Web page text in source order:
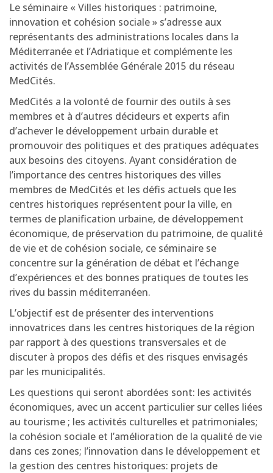
Le séminaire « Villes historiques : patrimoine,
innovation et cohésion sociale » s’adresse aux
représentants des administrations locales dans la
Méditerranée et l’Adriatique et complémente les
activités de l’Assemblée Générale 2015 du réseau
MedCités.
MedCités a la volonté de fournir des outils à ses
membres et à d’autres décideurs et experts afin
d’achever le développement urbain durable et
promouvoir des politiques et des pratiques adéquates
aux besoins des citoyens. Ayant considération de
l’importance des centres historiques des villes
membres de MedCités et les défis actuels que les
centres historiques représentent pour la ville, en
termes de planification urbaine, de développement
économique, de préservation du patrimoine, de qualité
de vie et de cohésion sociale, ce séminaire se
concentre sur la génération de débat et l’échange
d’expériences et des bonnes pratiques de toutes les
rives du bassin méditerranéen.
L’objectif est de présenter des interventions
innovatrices dans les centres historiques de la région
par rapport à des questions transversales et de
discuter à propos des défis et des risques envisagés
par les municipalités.
Les questions qui seront abordées sont: les activités
économiques, avec un accent particulier sur celles liées
au tourisme ; les activités culturelles et patrimoniales;
la cohésion sociale et l’amélioration de la qualité de vie
dans ces zones; l’innovation dans le développement et
la gestion des centres historiques: projets de